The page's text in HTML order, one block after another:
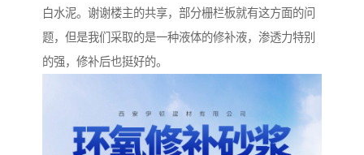
白水泥。谢谢楼主的共享，部分栅栏板就有这方面的问
题，但是我们采取的是一种液体的修补液，渗透力特别
的强，修补后也挺好的。